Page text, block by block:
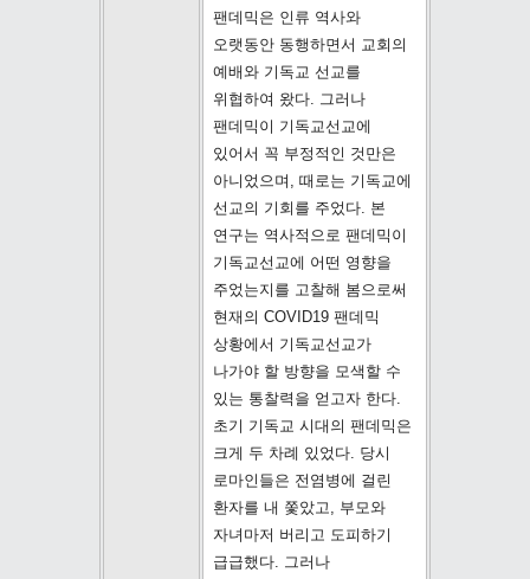
팬데믹은 인류 역사와
오랫동안 동행하면서 교회의
예배와 기독교 선교를
위협하여 왔다. 그러나
팬데믹이 기독교선교에
있어서 꼭 부정적인 것만은
아니었으며, 때로는 기독교에
선교의 기회를 주었다. 본
연구는 역사적으로 팬데믹이
기독교선교에 어떤 영향을
주었는지를 고찰해 봄으로써
현재의 COVID19 팬데믹
상황에서 기독교선교가
나가야 할 방향을 모색할 수
있는 통찰력을 얻고자 한다.
초기 기독교 시대의 팬데믹은
크게 두 차례 있었다. 당시
로마인들은 전염병에 걸린
환자를 내 쫓았고, 부모와
자녀마저 버리고 도피하기
급급했다. 그러나